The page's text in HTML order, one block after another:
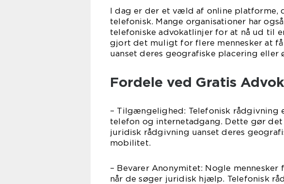
I dag er der et væld af online
telefonisk. Mange organisationer har
telefoniske advokatlinjer for at nå ud til
gjort det muligt for flere mennesker at
uanset deres geografiske placering eller
Fordele ved Gratis
– Tilgængelighed: Telefonisk
telefon og internetadgang. Dette gør
juridisk rådgivning uanset deres
mobilitet.
– Bevarer Anonymitet: Nogle
når de søger juridisk hjælp. Telefonisk